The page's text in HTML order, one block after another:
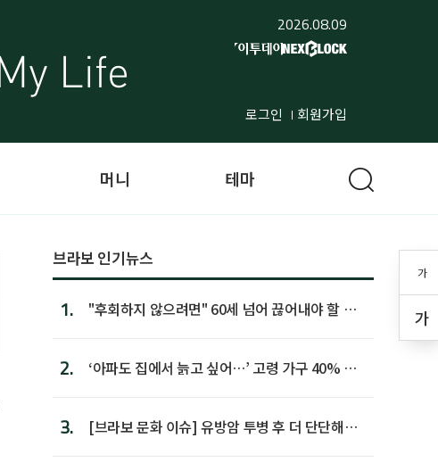
2026.08.09
로그인 회원가입
가
가
머니 테마
브라보 인기뉴스
1.
"후회하지 않으려면" 60세 넘어 끊어내야 할 사
2.
‘아파도 집에서 늙고 싶어…’ 고령 가구 40% 노
3.
[브라보 문화 이슈] 유방암 투병 후 더 단단해진